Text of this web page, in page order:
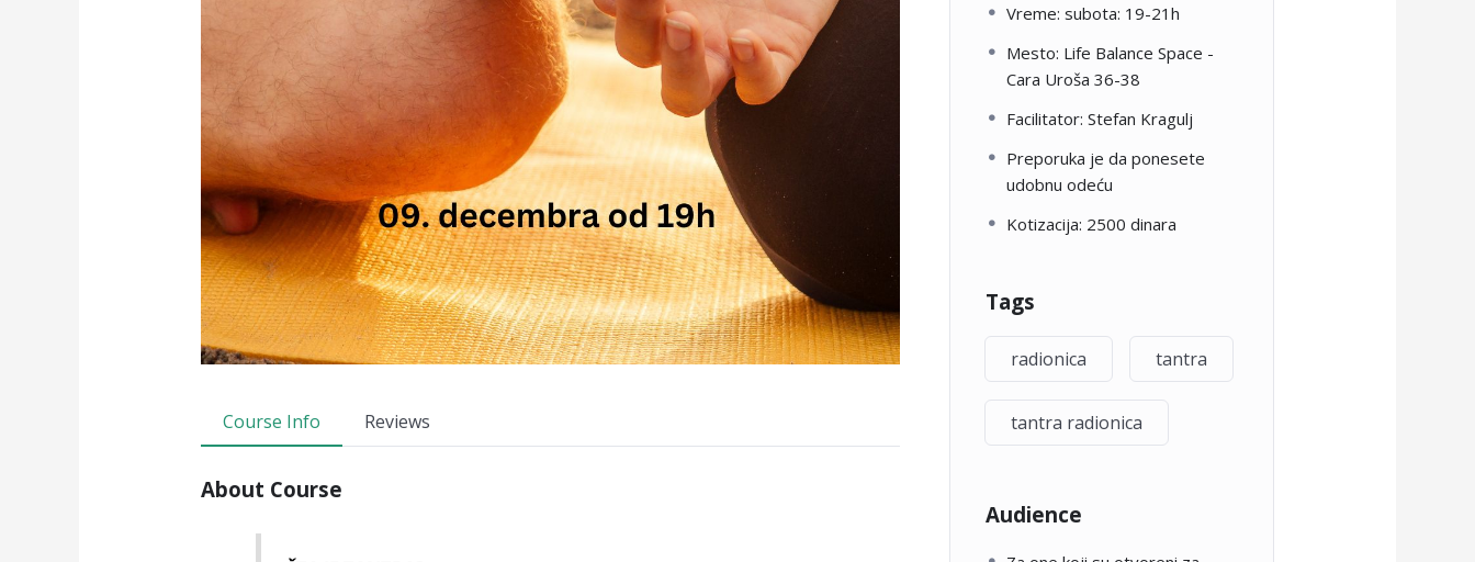
Course Info Reviews
About Course
Vreme: subota: 19-21h
Mesto: Life Balance Space -
Cara Uroša 36-38
Facilitator: Stefan Kragulj
Preporuka je da ponesete
udobnu odeću
Kotizacija: 2500 dinara
Tags
radionica tantra
tantra radionica
Audience